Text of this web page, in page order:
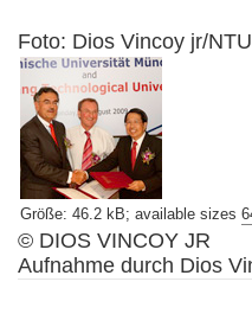
Foto: Dios Vincoy jr/NTU
Größe:46.2 kB;available sizes
© DIOS VINCOY JR
Aufnahme durch Dios